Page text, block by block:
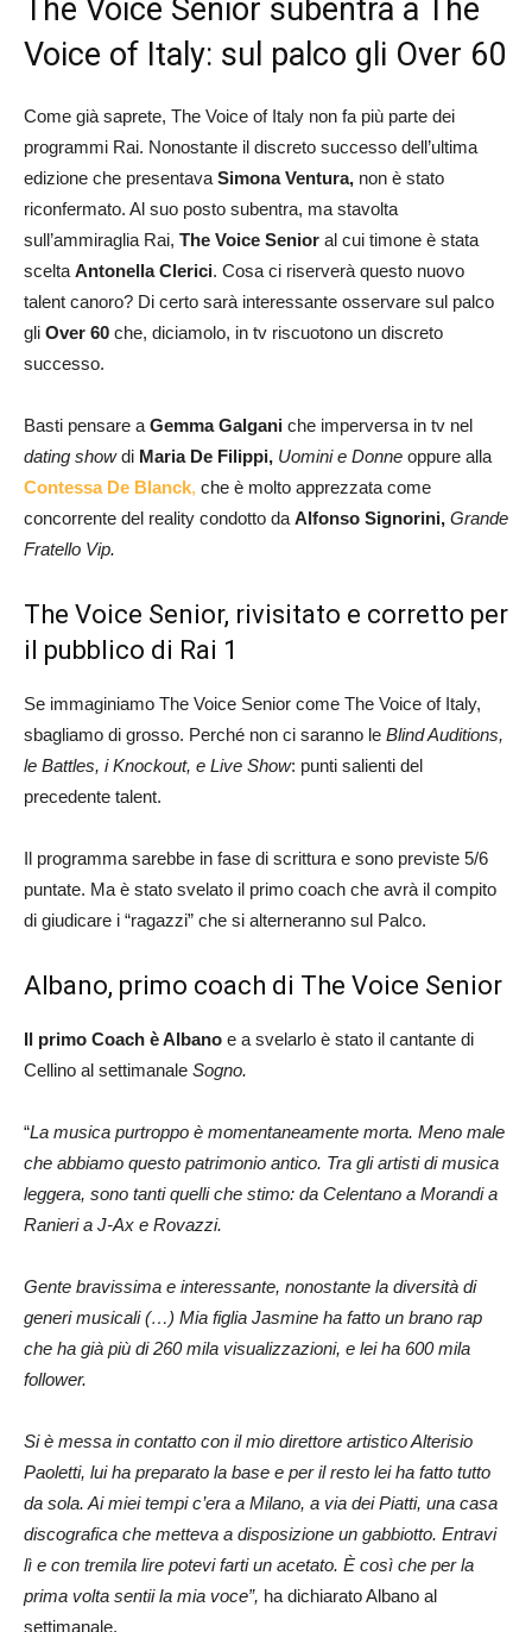
The Voice Senior subentra a The
Voice of Italy: sul palco gli Over 60
Come già saprete, The Voice of Italy non fa più parte dei
programmi Rai. Nonostante il discreto successo dell’ultima
edizione che presentava Simona Ventura, non è stato
riconfermato. Al suo posto subentra, ma stavolta
sull’ammiraglia Rai, The Voice Senior al cui timone è stata
scelta Antonella Clerici. Cosa ci riserverà questo nuovo
talent canoro? Di certo sarà interessante osservare sul palco
gli Over 60 che, diciamolo, in tv riscuotono un discreto
successo.
Basti pensare a Gemma Galgani che imperversa in tv nel
dating showdi Maria De Filippi, Uomini e Donne oppure alla
Contessa De Blanck, che è molto apprezzata come
concorrente del reality condotto da Alfonso Signorini, Grande
Fratello Vip.
The Voice Senior, rivisitato e corretto per
il pubblico di Rai 1
Se immaginiamo The Voice Senior come The Voice of Italy,
sbagliamo di grosso. Perché non ci saranno le Blind Auditions,
le Battles, i Knockout, e Live Show: punti salienti del
precedente talent.
Il programma sarebbe in fase di scrittura e sono previste 5/6
puntate. Ma è stato svelato il primo coach che avrà il compito
di giudicare i “ragazzi” che si alterneranno sul Palco.
Albano, primo coach di The Voice Senior
Il primo Coach è Albano e a svelarlo è stato il cantante di
Cellino al settimanale Sogno.
“La musica purtroppo è momentaneamente morta. Meno male
che abbiamo questo patrimonio antico. Tra gli artisti di musica
leggera, sono tanti quelli che stimo: da Celentano a Morandi a
Ranieri a J-Ax e Rovazzi.
Gente bravissima e interessante, nonostante la diversità di
generi musicali (…) Mia figlia Jasmine ha fatto un brano rap
che ha già più di 260 mila visualizzazioni, e lei ha 600 mila
follower.
Si è messa in contatto con il mio direttore artistico Alterisio
Paoletti, lui ha preparato la base e per il resto lei ha fatto tutto
da sola. Ai miei tempi c’era a Milano, a via dei Piatti, una casa
discografica che metteva a disposizione un gabbiotto. Entravi
lì e con tremila lire potevi farti un acetato. È così che per la
prima volta sentii la mia voce”, ha dichiarato Albano al
settimanale.